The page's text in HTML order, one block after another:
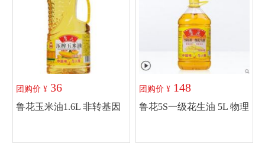
团购价 ¥ 36
鲁花玉米油1.6L 非转基因
团购价 ¥ 148
鲁花5S一级花生油 5L 物理